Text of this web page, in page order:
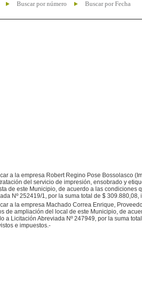
Buscar por número Buscar por Fecha
a la empresa Robert Regino Pose Bossolasco
del servicio de impresión, ensobrado y
de este Municipio, de acuerdo a las condiciones
Nº 252419/1, por la suma total de $ 309.880,08,
a la empresa Machado Correa Enrique,
de ampliación del local de este Municipio, de
a Licitación Abreviada Nº 247949, por la suma
e impuestos.-